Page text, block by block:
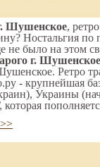
Шушенское,
Ностальгия
не было на этом
г. Шушенское
Ретро
- крупнейшая
Украины